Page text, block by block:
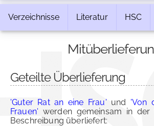
Verzeichnisse Literatur HSC
Geteilte Überlieferung
'Guter Rat an eine Frau' und 'Von
Frauen' werden gemeinsam in der
Beschreibung überliefert: